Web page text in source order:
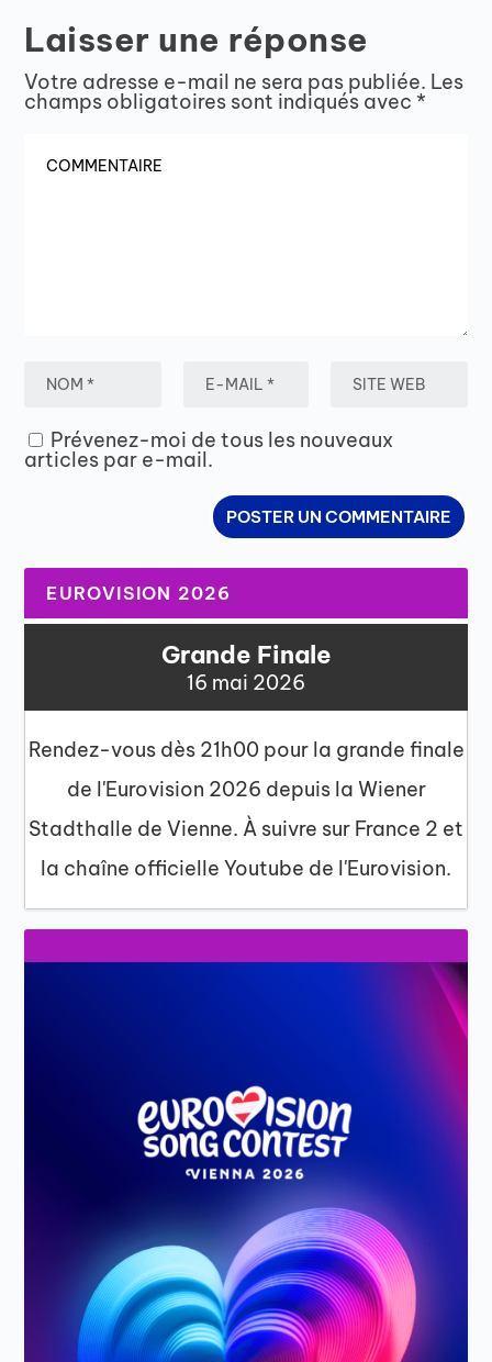
Laisser une réponse
Votre adresse e-mail ne sera pas publiée. Les
champs obligatoires sont indiqués avec *
Prévenez-moi de tous les nouveaux
articles par e-mail.
EUROVISION 2026
Grande Finale
16 mai 2026
Rendez-vous dès 21h00 pour la grande finale
de l'Eurovision 2026 depuis la Wiener
Stadthalle de Vienne. À suivre sur France 2 et
la chaîne officielle Youtube de l'Eurovision.